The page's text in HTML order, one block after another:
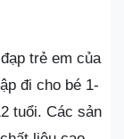
trẻ em của
đi cho bé 1-
tuổi. Các sản